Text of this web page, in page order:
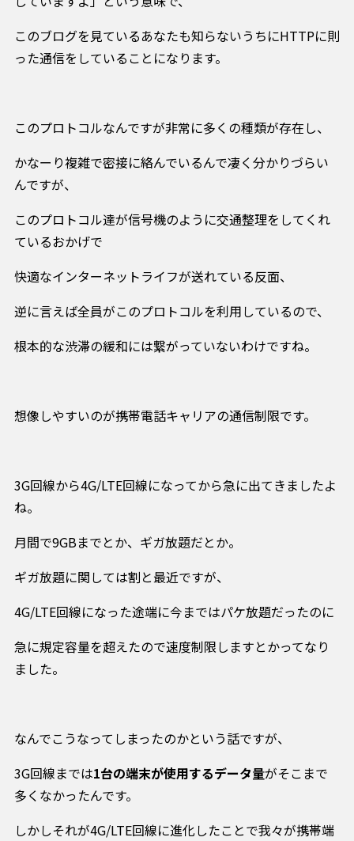
このブログを見ているあなたも知らないうちにHTTPに則
った通信をしていることになります。
このプロトコルなんですが非常に多くの種類が存在し、
かなーり複雑で密接に絡んでいるんで凄く分かりづらい
んですが、
このプロトコル達が信号機のように交通整理をしてくれ
ているおかげで
快適なインターネットライフが送れている反面、
逆に言えば全員がこのプロトコルを利用しているので、
根本的な渋滞の緩和には繋がっていないわけですね。
想像しやすいのが携帯電話キャリアの通信制限です。
3G回線から4G/LTE回線になってから急に出てきましたよ
ね。
月間で9GBまでとか、ギガ放題だとか。
ギガ放題に関しては割と最近ですが、
4G/LTE回線になった途端に今まではパケ放題だったのに
急に規定容量を超えたので速度制限しますとかってなり
ました。
なんでこうなってしまったのかという話ですが、
3G回線までは1台の端末が使用するデータ量がそこまで
多くなかったんです。
しかしそれが4G/LTE回線に進化したことで我々が携帯端